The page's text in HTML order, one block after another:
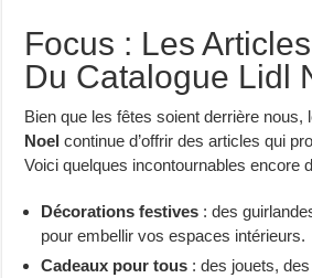
Focus : Les
Du Catalogue Lidl
Bien que les fêtes soient derrière nous,
Noel continue d’offrir des articles qui
Voici quelques incontournables encore
Décorations festives : des
pour embellir vos espaces intérieurs.
Cadeaux pour tous : des jouets,